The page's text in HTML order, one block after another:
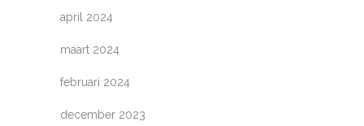
april 2024
maart 2024
februari 2024
december 2023